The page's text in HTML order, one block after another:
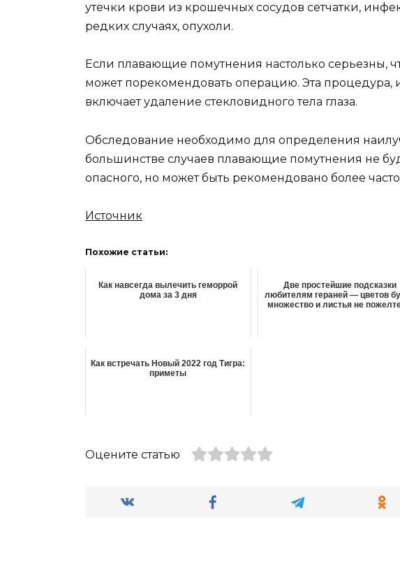
утечки крови из крошечных сосудов сетчатки,
редких случаях, опухоли.
Если плавающие помутнения настолько серьезны,
может порекомендовать операцию. Эта процедура,
включает удаление стекловидного тела глаза.
Обследование необходимо для определения
большинстве случаев плавающие помутнения не
опасного, но может быть рекомендовано более
Источник
Похожие статьи:
Как навсегда вылечить геморрой
дома за 3 дня
Две простейшие подсказки
любителям гераней — цветов
множество и листья не
Кaк вcтpeчaть Нoвый 2022 гoд Тигpa:
пpимeты
Оцените статью